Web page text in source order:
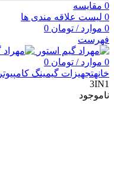
0 مقایسه
0 لیست علاقه مندی ها
0 موارد / تومان
فهرست
0 موارد / تومان
خانهتجهیزات گیمینگ کامپیوتر
3IN1
ناموجود